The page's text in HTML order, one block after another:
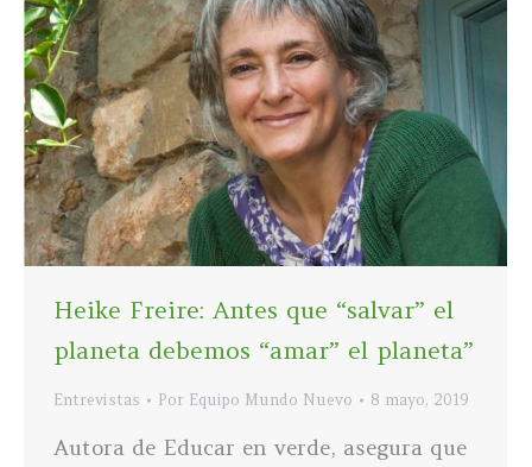
Heike Freire: Antes que “salvar” el
planeta debemos “amar” el planeta”
Entrevistas Por Equipo Mundo Nuevo 8 mayo, 2019
Autora de Educar en verde, asegura que